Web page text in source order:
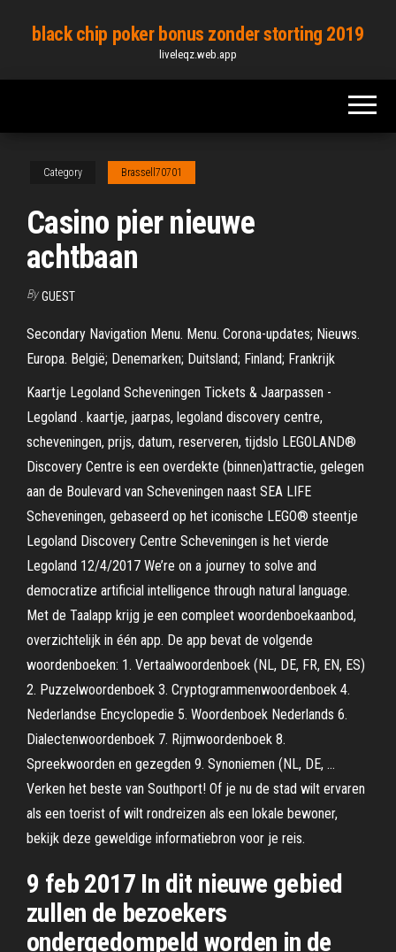
content
black chip poker bonus zonder storting 2019
liveleqz.web.app
Category Brassell70701
Casino pier nieuwe
achtbaan
By GUEST
Secondary Navigation Menu. Menu. Corona-updates; Nieuws.
Europa. België; Denemarken; Duitsland; Finland; Frankrijk
Kaartje Legoland Scheveningen Tickets & Jaarpassen -
Legoland . kaartje, jaarpas, legoland discovery centre,
scheveningen, prijs, datum, reserveren, tijdslo LEGOLAND®
Discovery Centre is een overdekte (binnen)attractie, gelegen
aan de Boulevard van Scheveningen naast SEA LIFE
Scheveningen, gebaseerd op het iconische LEGO® steentje
Legoland Discovery Centre Scheveningen is het vierde
Legoland 12/4/2017 We’re on a journey to solve and
democratize artificial intelligence through natural language.
Met de Taalapp krijg je een compleet woordenboekaanbod,
overzichtelijk in één app. De app bevat de volgende
woordenboeken: 1. Vertaalwoordenboek (NL, DE, FR, EN, ES)
2. Puzzelwoordenboek 3. Cryptogrammenwoordenboek 4.
Nederlandse Encyclopedie 5. Woordenboek Nederlands 6.
Dialectenwoordenboek 7. Rijmwoordenboek 8.
Spreekwoorden en gezegden 9. Synoniemen (NL, DE, …
Verken het beste van Southport! Of je nu de stad wilt ervaren
als een toerist of wilt rondreizen als een lokale bewoner,
bekijk deze geweldige informatiebron voor je reis.
9 feb 2017 In dit nieuwe gebied
zullen de bezoekers
ondergedompeld worden in de